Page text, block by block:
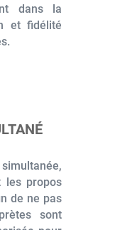
dans la
et fidélité
les propos
de ne pas
sont